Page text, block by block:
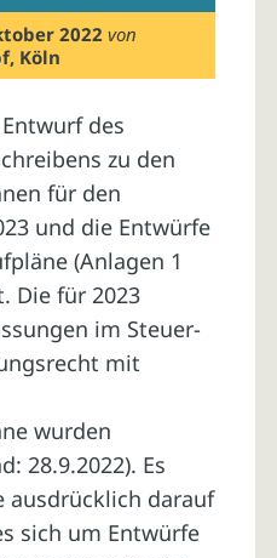
2022 von
Köln
des
zu den
für den
und die Entwürfe
(Anlagen 1
Die für 2023
im Steuer-
mit
wurden
28.9.2022). Es
ausdrücklich darauf
sich um Entwürfe